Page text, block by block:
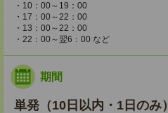
・10：00～19：00
・17：00～22：00
・13：00～22：00
・22：00～翌6：00 など
期間
単発（10日以内・1日のみ）